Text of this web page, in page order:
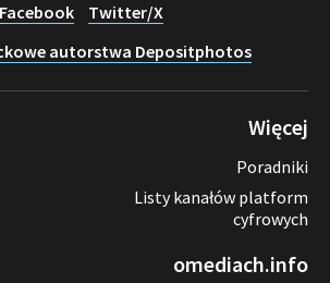
Facebook
Twitter/X
autorstwa Depositphotos
Więcej
Poradniki
Listy kanałów platform
cyfrowych
omediach.info